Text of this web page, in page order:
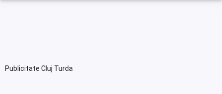
Publicitate Cluj Turda